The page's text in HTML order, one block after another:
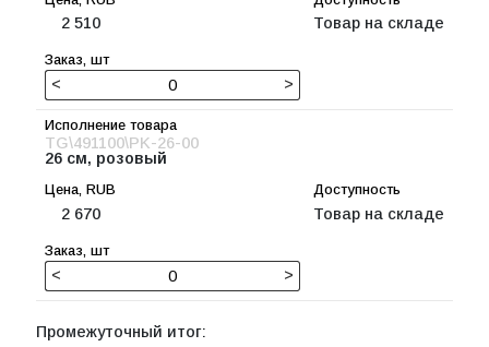
2 510 Товар на складе
< >
TG\491100\PK-26-00
26 см, розовый
2 670 Товар на складе
< >
Промежуточный итог: